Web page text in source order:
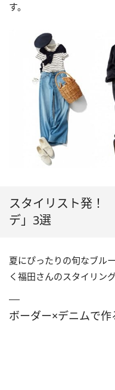
す。
スタイリスト発！
デ」3選
夏にぴったりの旬なブル
く福田さんのスタイリン
ボーダー×デニムで